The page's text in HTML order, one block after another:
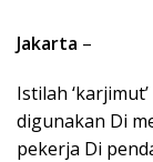
Jakarta –
Istilah
digunakan Di
pekerja Di